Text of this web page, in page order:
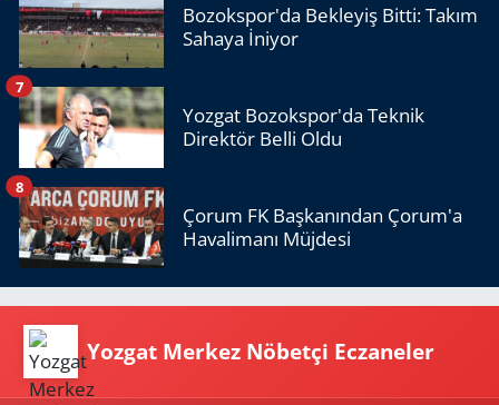
Bozokspor'da Bekleyiş Bitti: Takım
Sahaya İniyor
Yozgat Bozokspor'da Teknik
Direktör Belli Oldu
7
Çorum FK Başkanından Çorum'a
Havalimanı Müjdesi
8
Yozgat Merkez Nöbetçi Eczaneler